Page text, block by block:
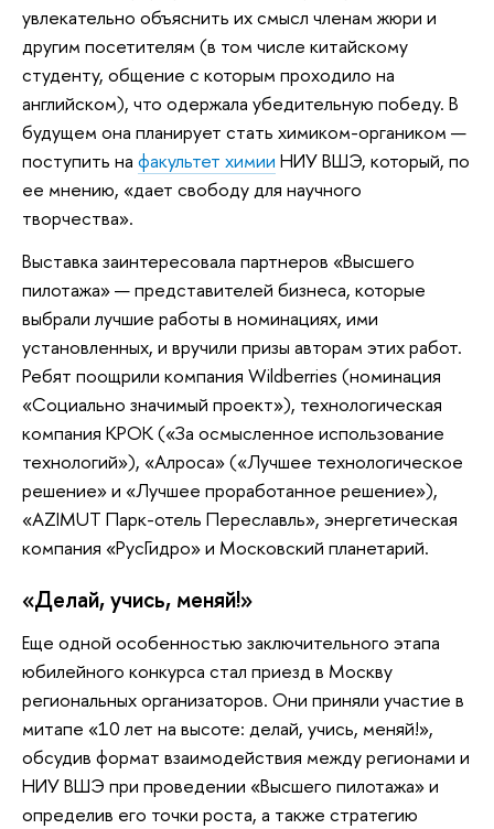
увлекательно объяснить их смысл членам жюри и
другим посетителям (в том числе китайскому
студенту, общение с которым проходило на
английском), что одержала убедительную победу. В
будущем она планирует стать химиком-органиком —
поступить на факультет химии НИУ ВШЭ, который, по
ее мнению, «дает свободу для научного
творчества».
Выставка заинтересовала партнеров «Высшего
пилотажа» — представителей бизнеса, которые
выбрали лучшие работы в номинациях, ими
установленных, и вручили призы авторам этих работ.
Ребят поощрили компания Wildberries (номинация
«Социально значимый проект»), технологическая
компания КРОК («За осмысленное использование
технологий»), «Алроса» («Лучшее технологическое
решение» и «Лучшее проработанное решение»),
«AZIMUT Парк-отель Переславль», энергетическая
компания «РусГидро» и Московский планетарий.
«Делай, учись, меняй!»
Еще одной особенностью заключительного этапа
юбилейного конкурса стал приезд в Москву
региональных организаторов. Они приняли участие в
митапе «10 лет на высоте: делай, учись, меняй!»,
обсудив формат взаимодействия между регионами и
НИУ ВШЭ при проведении «Высшего пилотажа» и
определив его точки роста, а также стратегию